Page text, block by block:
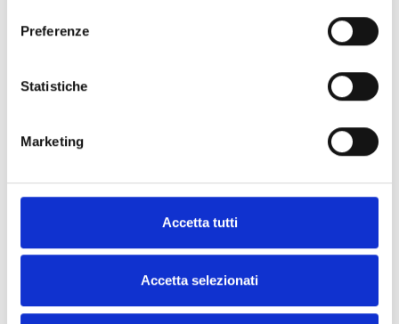
Preferenze
Statistiche
Marketing
Accetta tutti
Accetta selezionati
siguientes versiones
SmartLinkADV/P
Avisador telefónico de voz y